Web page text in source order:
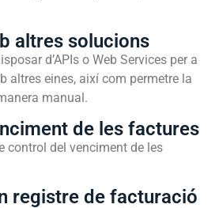
altres solucions
d’APIs o Web Services per a
altres eines, així com permetre la
manual.
de les factures
control del venciment de les
registre de facturació